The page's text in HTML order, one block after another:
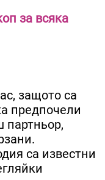
за всяка
защото са
предпочели
партньор,
са известни